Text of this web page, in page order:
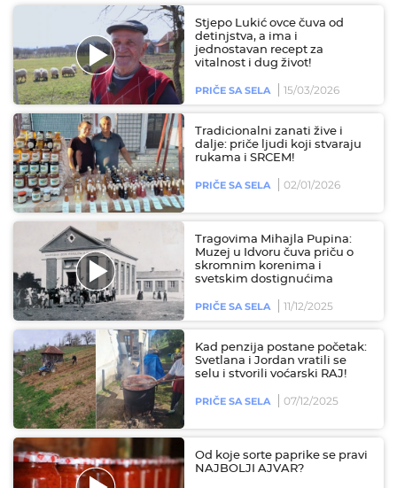
Stjepo Lukić ovce čuva od
detinjstva, a ima i
jednostavan recept za
vitalnost i dug život!
PRIČE SA SELA 15/03/2026
Tradicionalni zanati žive i
dalje: priče ljudi koji stvaraju
rukama i SRCEM!
PRIČE SA SELA 02/01/2026
Tragovima Mihajla Pupina:
Muzej u Idvoru čuva priču o
skromnim korenima i
svetskim dostignućima
PRIČE SA SELA 11/12/2025
Kad penzija postane početak:
Svetlana i Jordan vratili se
selu i stvorili voćarski RAJ!
PRIČE SA SELA 07/12/2025
Od koje sorte paprike se pravi
NAJBOLJI AJVAR?